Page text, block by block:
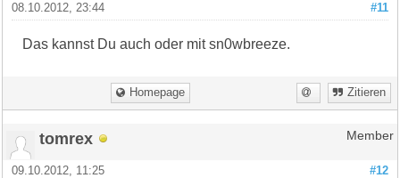
#11
08.10.2012, 23:44
Das kannst Du auch oder mit sn0wbreeze.
Homepage Zitieren
tomrex Member
#12
09.10.2012, 11:25